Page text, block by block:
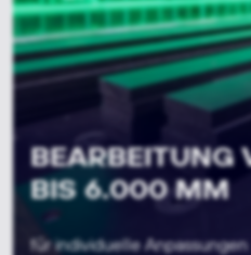
MASCHINEN
für hohe Stückzahlen